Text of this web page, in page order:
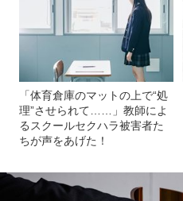
「体育倉庫のマットの上で“処
理”させられて……」教師によ
るスクールセクハラ被害者た
ちが声をあげた！